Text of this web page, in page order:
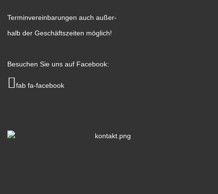
Terminvereinbarungen auch außer-
halb der Geschäftszeiten möglich!
Besuchen Sie uns auf Facebook:
fab fa-facebook